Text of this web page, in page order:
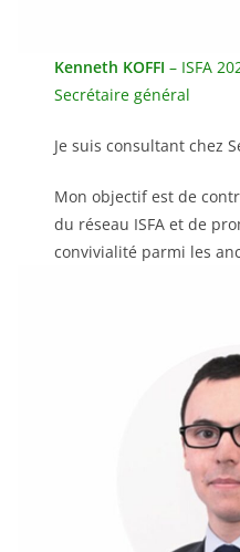
Kenneth KOFFI – ISFA
Secrétaire général
Je suis consultant chez
Mon objectif est de
du réseau ISFA et de
convivialité parmi les